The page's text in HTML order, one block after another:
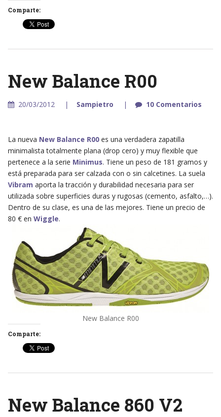
Comparte:
New Balance R00
20/03/2012 Sampietro 10 Comentarios
La nueva New Balance R00es una verdadera zapatilla
minimalista totalmente plana (drop cero) y muy flexible que
pertenece a la serie Minimus. Tiene un peso de 181 gramos y
está preparada para ser calzada con o sin calcetines. La suela
Vibram aporta la tracción y durabilidad necesaria para ser
utilizada sobre superficies duras y rugosas (cemento, asfalto,…).
Dentro de su clase, es una de las mejores. Tiene un precio de
80 € en Wiggle.
New Balance R00
Comparte:
New Balance 860 V2